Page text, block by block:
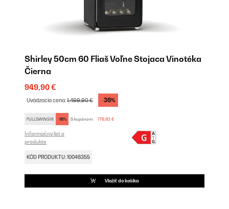
Shirley 50cm 60 Fliaš Voľne Stojaca Vinotéka
Čierna
949,90 €
Uvádzacia cena:1.499,90 € -36%
FULLSWING18 -18% S kupónom: 778,92 €
Informačný list o
produkte
KÓD PRODUKTU: 10046355
Vložiť do košíka